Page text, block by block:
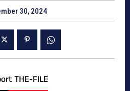
30, 2024
THE-FILE